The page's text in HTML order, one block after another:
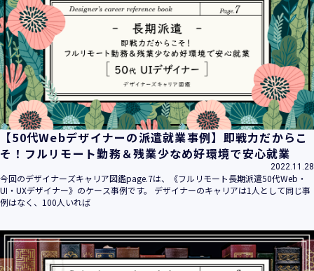
【50代Webデザイナーの派遣就業事例】即戦力だからこ
そ！フルリモート勤務＆残業少なめ好環境で安心就業
2022.11.28
今回のデザイナーズキャリア図鑑page.7は、《フルリモート長期派遣50代Web・
UI・UXデザイナー》のケース事例です。 デザイナーのキャリアは1人として同じ事
例はなく、100人いれば